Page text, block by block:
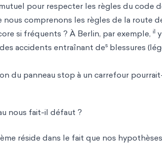
pour respecter les règles du code
nous comprenons les règles de la route
si fréquents ? À Berlin, par exemple, il
accidents entraînant des blessures
du panneau stop à un carrefour
nous fait-il défaut ?
réside dans le fait que nos